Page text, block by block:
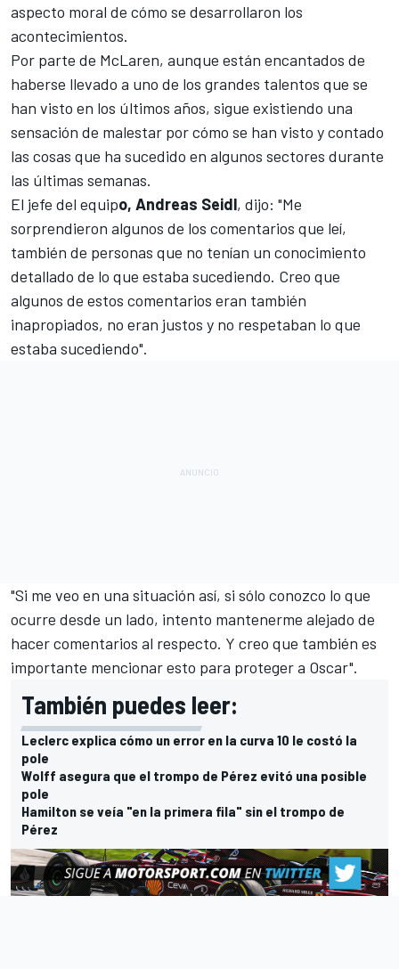
aspecto moral de cómo se desarrollaron los
acontecimientos.
Por parte de McLaren, aunque están encantados de
haberse llevado a uno de los grandes talentos que se
han visto en los últimos años, sigue existiendo una
sensación de malestar por cómo se han visto y contado
las cosas que ha sucedido en algunos sectores durante
las últimas semanas.
El jefe del equipo, Andreas Seidl, dijo: "Me
sorprendieron algunos de los comentarios que leí,
también de personas que no tenían un conocimiento
detallado de lo que estaba sucediendo. Creo que
algunos de estos comentarios eran también
inapropiados, no eran justos y no respetaban lo que
estaba sucediendo".
"Si me veo en una situación así, si sólo conozco lo que
ocurre desde un lado, intento mantenerme alejado de
hacer comentarios al respecto. Y creo que también es
importante mencionar esto para proteger a Oscar".
También puedes leer:
Leclerc explica cómo un error en la curva 10 le costó la
pole
Wolff asegura que el trompo de Pérez evitó una posible
pole
Hamilton se veía "en la primera fila" sin el trompo de
Pérez